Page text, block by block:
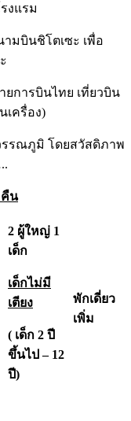
แรม
มบินชิโตเซะ เพื่อ
การบินไทย เที่ยวบิน
เครื่อง)
รณภูมิ โดยสวัสดิภาพ
คืน
2 ผู้ใหญ่ 1
เด็ก
เด็กไม่มี
เตียง
( เด็ก 2 ปี
ขึ้นไป – 12
ปี)
พักเดี่ยว
เพิ่ม